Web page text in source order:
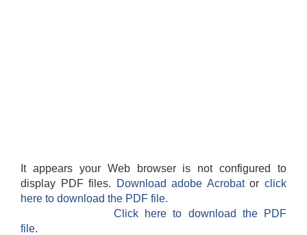
It appears your Web browser is not configured to
display PDF files.
Download adobe Acrobatorclick
here to download the PDF file.
Click here to download the PDF
file.